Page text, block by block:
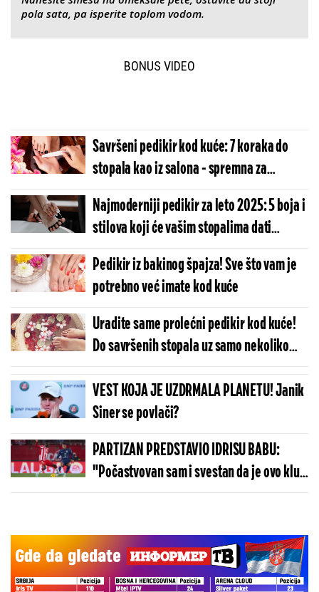
pola sata, pa isperite toplom vodom.
BONUS VIDEO
Savršeni pedikir kod kuće: 7 koraka do
stopala kao iz salona - spremna za
sandale
Najmoderniji pedikir za leto 2025: 5 boja i
stilova koji će vašim stopalima dati
poseban pečat (FOTO)
Pedikir iz bakinog špajza! Sve što vam je
potrebno već imate kod kuće
Uradite same prolećni pedikir kod kuće!
Do savršenih stopala uz samo nekoliko
lakih koraka
VEST KOJA JE UZDRMALA PLANETU! Janik
Siner se povlači?
PARTIZAN PREDSTAVIO IDRISU BABU:
"Počastvovan sam i svestan da je ovo klub
sa velikom istorijom"